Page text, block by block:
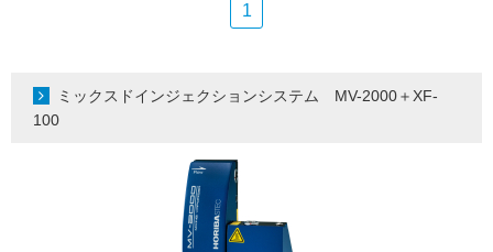
1
ミックスドインジェクションシステム MV-2000＋XF-
100